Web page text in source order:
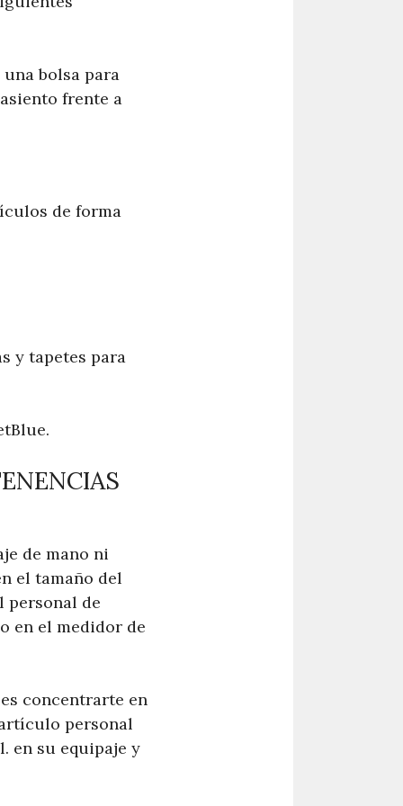
bolsa para
frente a
de forma
y tapetes para
de mano ni
el tamaño del
personal de
en el medidor de
concentrarte en
personal
en su equipaje y